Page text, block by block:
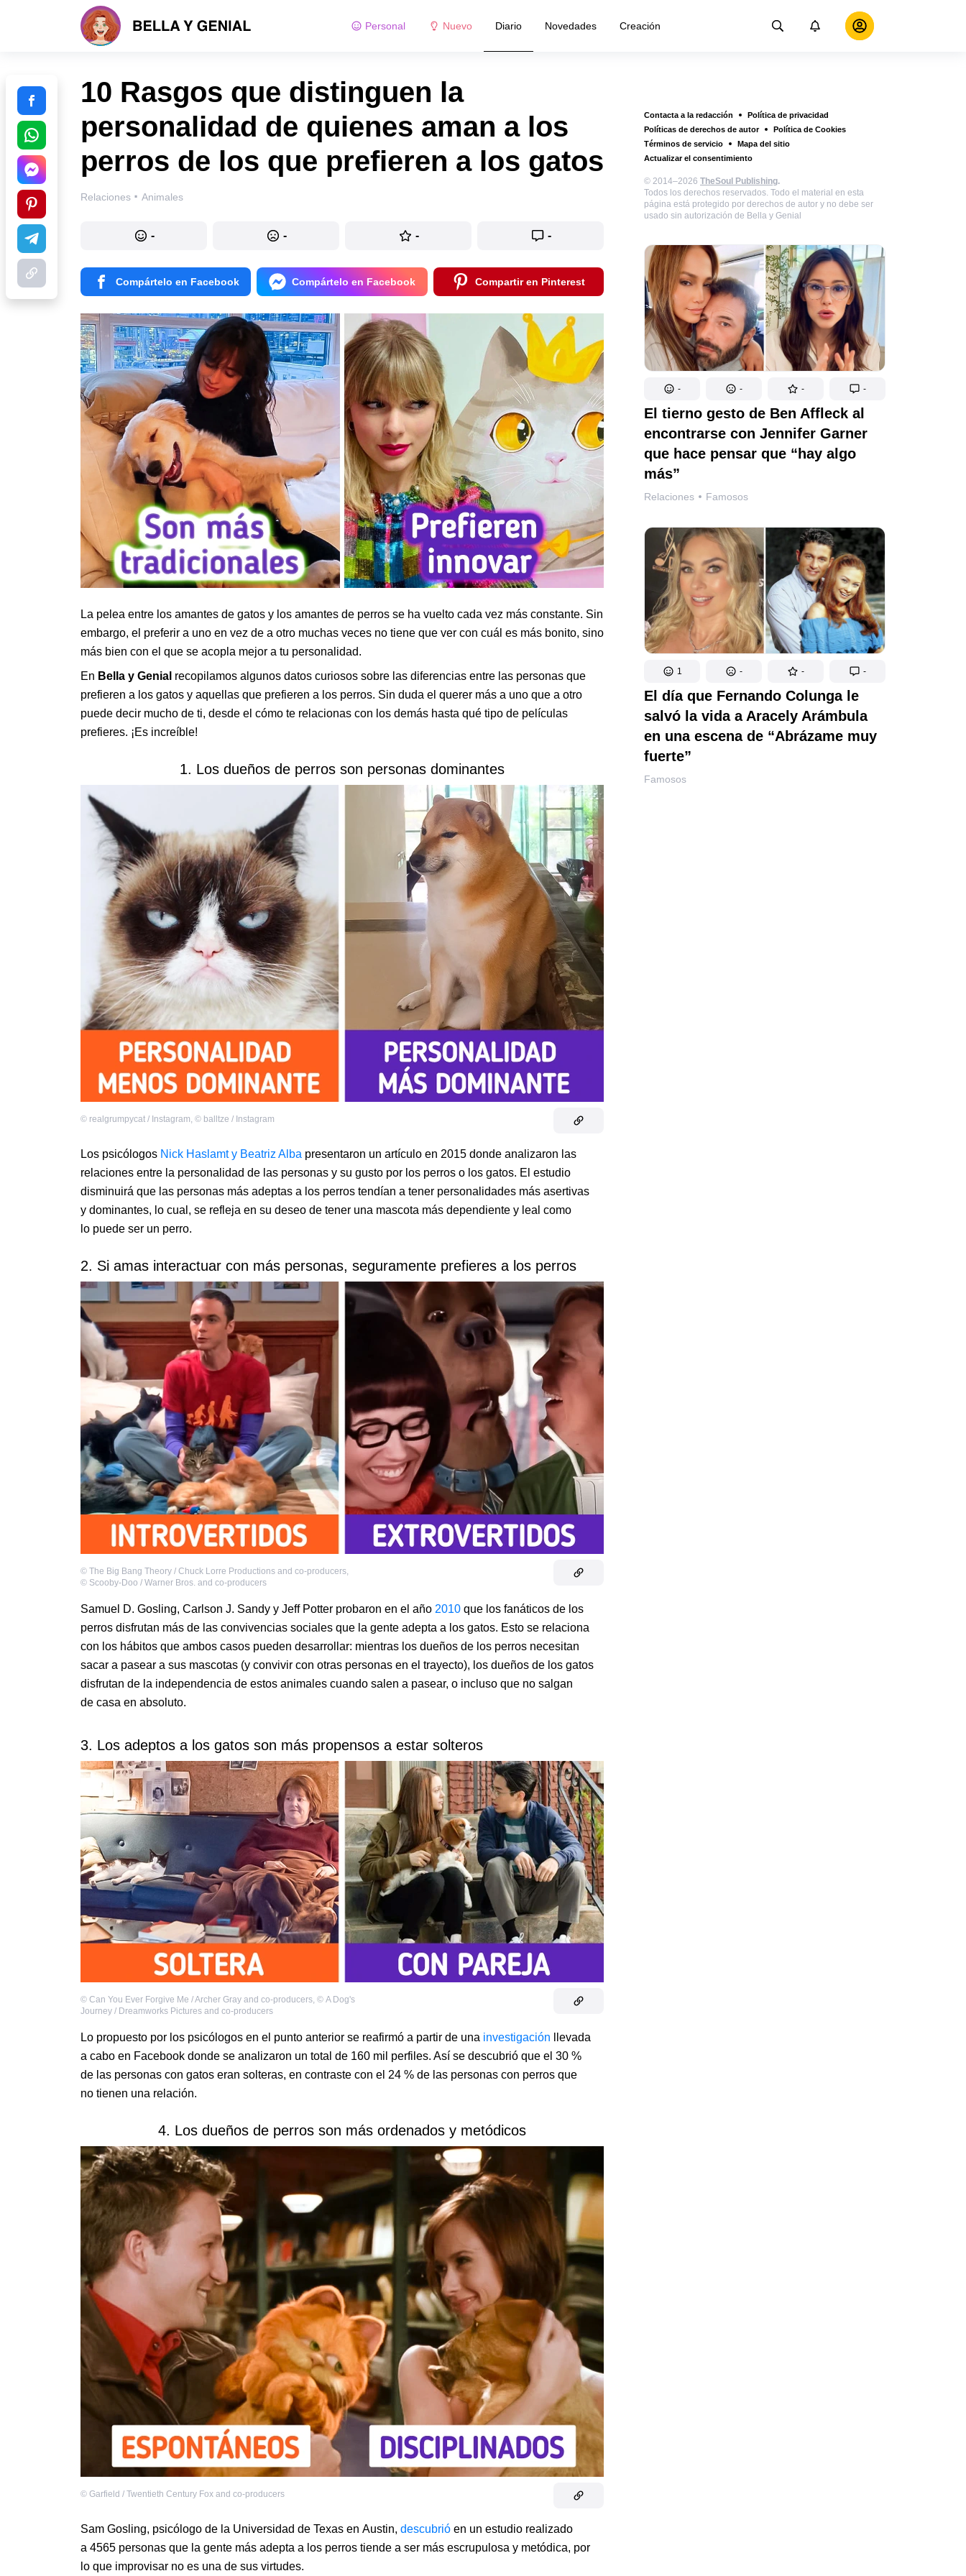
Personal Nuevo Diario Novedades Creación
Contacta a la redacción
Política de privacidad
Políticas de derechos de autor
Política de Cookies
Términos de servicio
Mapa del sitio
Actualizar el consentimiento
© 2014–2026 TheSoul Publishing.
Todos los derechos reservados. Todo el material en esta
página está protegido por derechos de autor y no debe ser
usado sin autorización de Bella y Genial
- - - -
El tierno gesto de Ben Affleck al
encontrarse con Jennifer Garner
que hace pensar que “hay algo
más”
Relaciones Famosos
1 - - -
El día que Fernando Colunga le
salvó la vida a Aracely Arámbula
en una escena de “Abrázame muy
fuerte”
Famosos
10 Rasgos que distinguen la
personalidad de quienes aman a los
perros de los que prefieren a los gatos
Relaciones · Animales
- - - -
Compártelo en Facebook Compártelo en Facebook Compartir en Pinterest
La pelea entre los amantes de gatos y los amantes de perros se ha vuelto cada vez más constante. Sin
embargo, el preferir a uno en vez de a otro muchas veces no tiene que ver con cuál es más bonito, sino
más bien con el que se acopla mejor a tu personalidad.
En Bella y Genial recopilamos algunos datos curiosos sobre las diferencias entre las personas que
prefieren a los gatos y aquellas que prefieren a los perros. Sin duda el querer más a uno que a otro
puede decir mucho de ti, desde el cómo te relacionas con los demás hasta qué tipo de películas
prefieres. ¡Es increíble!
1. Los dueños de perros son personas dominantes
© realgrumpycat / Instagram, © balltze / Instagram
Los psicólogos Nick Haslamt y Beatriz Alba presentaron un artículo en 2015 donde analizaron las
relaciones entre la personalidad de las personas y su gusto por los perros o los gatos. El estudio
disminuirá que las personas más adeptas a los perros tendían a tener personalidades más asertivas
y dominantes, lo cual, se refleja en su deseo de tener una mascota más dependiente y leal como
lo puede ser un perro.
2. Si amas interactuar con más personas, seguramente prefieres a los perros
© The Big Bang Theory / Chuck Lorre Productions and co-producers,
© Scooby-Doo / Warner Bros. and co-producers
Samuel D. Gosling, Carlson J. Sandy y Jeff Potter probaron en el año 2010 que los fanáticos de los
perros disfrutan más de las convivencias sociales que la gente adepta a los gatos. Esto se relaciona
con los hábitos que ambos casos pueden desarrollar: mientras los dueños de los perros necesitan
sacar a pasear a sus mascotas (y convivir con otras personas en el trayecto), los dueños de los gatos
disfrutan de la independencia de estos animales cuando salen a pasear, o incluso que no salgan
de casa en absoluto.
3. Los adeptos a los gatos son más propensos a estar solteros
© Can You Ever Forgive Me / Archer Gray and co-producers, © A Dog's
Journey / Dreamworks Pictures and co-producers
Lo propuesto por los psicólogos en el punto anterior se reafirmó a partir de una investigación llevada
a cabo en Facebook donde se analizaron un total de 160 mil perfiles. Así se descubrió que el 30 %
de las personas con gatos eran solteras, en contraste con el 24 % de las personas con perros que
no tienen una relación.
4. Los dueños de perros son más ordenados y metódicos
© Garfield / Twentieth Century Fox and co-producers
Sam Gosling, psicólogo de la Universidad de Texas en Austin, descubrió en un estudio realizado
a 4565 personas que la gente más adepta a los perros tiende a ser más escrupulosa y metódica, por
lo que improvisar no es una de sus virtudes.